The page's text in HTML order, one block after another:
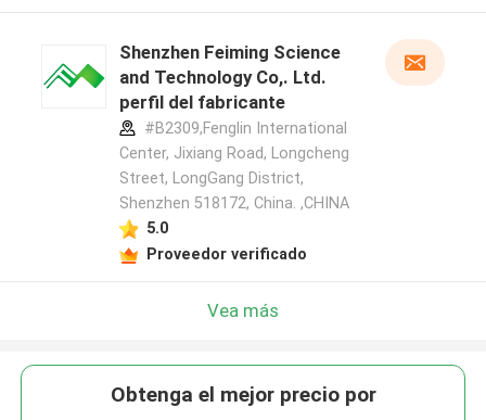
Shenzhen Feiming Science
and Technology Co,. Ltd.
perfil del fabricante
#B2309,Fenglin International
Center, Jixiang Road, Longcheng
Street, LongGang District,
Shenzhen 518172, China. ,CHINA
5.0
Proveedor verificado
Vea más
Obtenga el mejor precio por